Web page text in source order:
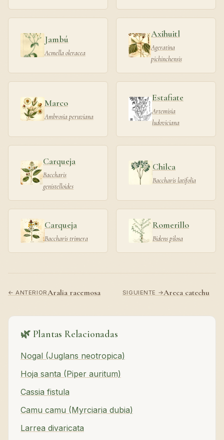
Jambú
Acmella oleracea
Axihuitl
Ageratina
pichinchensis
Marco
Ambrosia peruviana
Estafiate
Artemisia
ludoviciana
Carqueja
Baccharis
genistelloides
Chilca
Baccharis latifolia
Carqueja
Baccharis trimera
Romerillo
Bidens pilosa
← ANTERIORAralia racemosa SIGUIENTE →Areca catechu
🌿 Plantas Relacionadas
Nogal (Juglans neotropica)
Hoja santa (Piper auritum)
Cassia fistula
Camu camu (Myrciaria dubia)
Larrea divaricata